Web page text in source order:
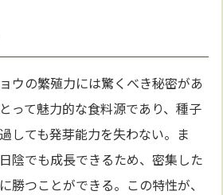
ウの繁殖力には驚くべき秘密があ
って魅力的な食料源であり、種子
しても発芽能力を失わない。ま
陰でも成長できるため、密集した
勝つことができる。この特性が、